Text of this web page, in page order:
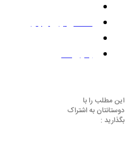
دسامبر 28, 2012
بدون نظر
این مطلب را با
دوستانتان به اشتراک
بگذارید :